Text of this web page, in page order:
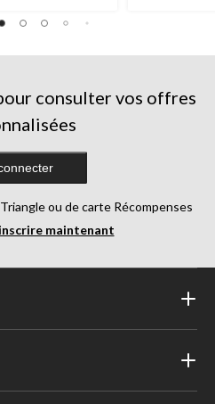
consulter vos offres
ou de carte Récompenses
maintenant